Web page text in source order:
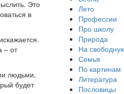
Это
в
– от
людьми,
будет
Лето
Профессии
Про школу
Природа
На
Семья
По картинам
Литература
Пословицы